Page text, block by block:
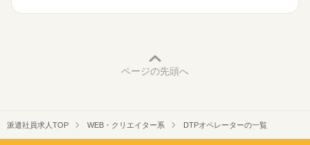
ページの先頭へ
派遣社員求人TOP WEB・クリエイター系 DTPオペレーターの一覧